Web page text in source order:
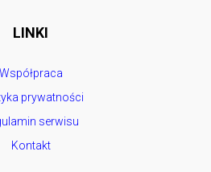
LINKI
Współpraca
prywatności
serwisu
Kontakt